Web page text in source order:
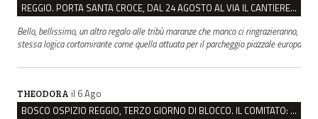
REGGIO. PORTA SANTA CROCE, DAL 24 AGOSTO AL VIA IL CANTIERE PER IL NUOVO COLLETTORE FOGNARIO
Bello, bellissimo, un altro regalo alle tribù maranze che manco ci ringrazieranno,
stessa logica cortomirante come quella attuata per il parcheggio piazzale europa
THEODORA il 6 Ago
BOSCO OSPIZIO REGGIO, TERZO GIORNO DI BLOCCO. IL COMITATO: “PRESIDIO FINO A VENERDÌ”